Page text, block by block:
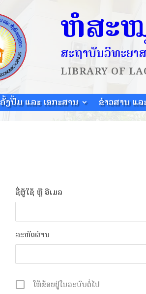
ຫໍສະ
ສະຖາບັນວິທະຍາ
LIBRARY OF
ຄັ້ງປື້ມ ແລະ ເອກະສານ ຂ່າວສານ ແ
ຊື່ຜູ້ໃຊ້ ຫຼື ອີເມລ
ລະຫັດຜ່ານ
ໃຫ້ຂ້ອຍຢູ່ໃນລະບົບຕໍ່ໄປ